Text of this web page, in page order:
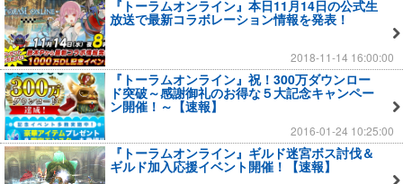
『トーラムオンライン』本日11月14日の公式生
放送で最新コラボレーション情報を発表！
2018-11-14 16:00:00
『トーラムオンライン』祝！300万ダウンロー
ド突破～感謝御礼のお得な５大記念キャンペー
ン開催！～【速報】
2016-01-24 10:25:00
『トーラムオンライン』ギルド迷宮ボス討伐＆
ギルド加入応援イベント開催！【速報】